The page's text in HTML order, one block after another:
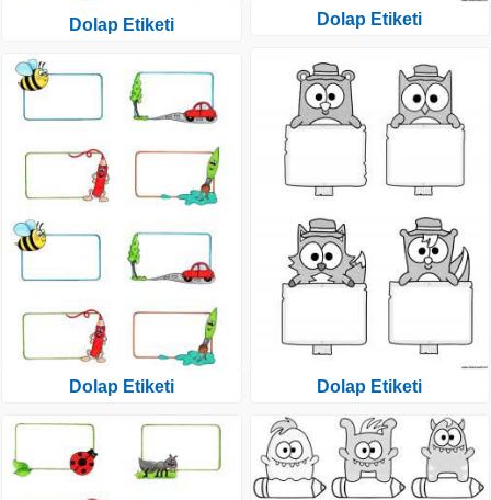
Dolap Etiketi
Dolap Etiketi
Dolap Etiketi
Dolap Etiketi